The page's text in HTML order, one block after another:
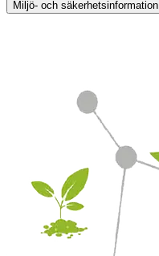
Miljö- och säkerhetsinformation